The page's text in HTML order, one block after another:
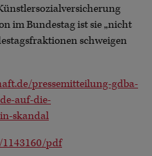
im Bundestag ist sie „nicht
schweigen
pressemitteilung-gdba-
auf-die-
skandal
pdf